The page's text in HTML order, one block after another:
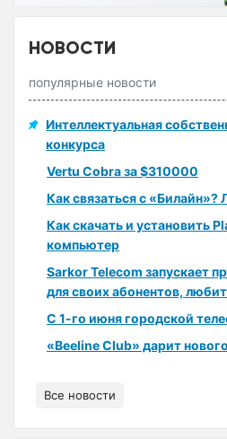
НОВОСТИ
популярные новости
Интеллектуальная
конкурса
Vertu Cobra за $310000
Как связаться с «Билайн»?
Как скачать и установить
компьютер
Sarkor Telecom запускает
для своих абонентов,
С 1-го июня городской
«Beeline Club» дарит
Все новости